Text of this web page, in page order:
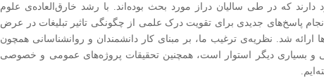
که در طی سالیان دراز مورد بحث بوده‌اند. با رشد خارق‌العاده‌ی علوم
سرانجام پاسخ‌های جدیدی برای تقویت درک علمی از چگونگی تاثیر تبلیغات در عرض
ارائه شد. نظریه‌‌ی ترغیب ما، بر مبنای کار دانشمندان و روانشناسانی همچون
و بسیاری دیگر استوار است، همچنین تحقیقات پروژه‌های عمومی و خصوصی